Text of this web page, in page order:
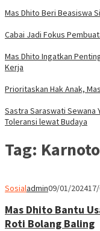
Mas Dhito Beri Beasiswa
Cabai Jadi Fokus
Mas Dhito Ingatkan
Kerja
Prioritaskan Hak Anak,
Sastra Saraswati Sewana
Toleransi lewat Budaya
Tag: Karnoto
Sosialadmin09/01/2024
Mas Dhito Bantu
Roti Bolang Baling